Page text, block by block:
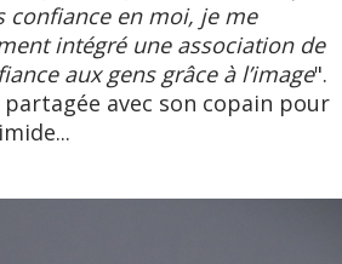
confiance en moi, je me
intégré une association de
aux gens grâce à l’image".
avec son copain pour